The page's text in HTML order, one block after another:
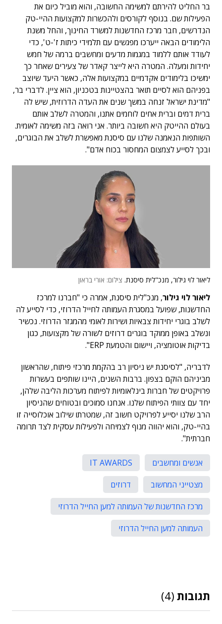
בר החליט להירתם למשימה החשובה, והוא מוביל כיום את
הפעילות שם. בנוסף לקורסים ולהכשרות למקצועות ההיי-טק
הנדרשים, חבר מרכז החדשנות למשרד החינוך, והחל משנת
הלימודים הבאה ייערכו מפגשים עם תלמידי כיתות ז'-ט', כדי
לעודד אותם ללמוד במגמות מדעים ומחשבים ברמה של חמש
יחידות ומעלה. המטרה היא לייצר קאדר של צעירים שאחר כך
ימשיכו בלימודים אקדמיים במקצועות אלה, כאשר היעד שיוצב
בפניהם הוא לסיים תואר בהצטיינות בטכניון, הוא ציין. לדברי בר,
"מדינת ישראל זנחה במשך שנים את העדה הדרוזית, שיש לה
ברית דמים וברית אחים לוחמים אתנו, והמטרה לשלב אותם
בעולם ההייטק היא חשובה ביותר. אני רואה בזה משימה לאומית.
השותפות הנאמנה שלנו עם סיסנת מאפשרת לשלב את הבוגרים,
ובכך לסייע לצמצום המחסור בכוח אדם".
ליאור לוי גילור, מנכ"לית סיסנת. צילום: אורי בראון
ליאור לוי גילור, מנכ"לית סיסנת, אמרה כי "חברנו למרכז
החדשנות, שפועל במסגרת העמותה לחייל הדרוזי, כדי לסייע לה
לשלב בוגרי יחידות צבאיות ושירות לאומי מהמגזר הדרוזי. נכשיר
ונשלב באופן ממוקד בוגרים דרוזים לשורה של מקצועות, כגון
בדיקות אוטומציה, ויישום והטמעת ERP".
לדבריה, "לסיסנת יש ניסיון רב בהקמת מרכזי פיתוח, שהראשון
מביניהם הוקם בצפון. ברבות השנים, היינו שותפים בעשרות
פרויקטים של חברות בינלאומיות לפיתוח מערכות הליבה שלהן,
יחד עם צוותי הפיתוח שלנו. אנחנו סמוכים ובטוחים שהניסיון
הרב שלנו יסייע לפרויקט חשוב זה, שמטרתו שילוב אוכלוסייה זו
בהיי-טק, והוא יהווה מנוף לצמיחה ולפעילות עסקית לצד תרומה
חברתית".
אנשים ומחשבים
IT AWARDS
מצטייני המחשוב
דרוזים
מרכז החדשנות של העמותה למען החייל הדרוזי
העמותה למען החייל הדרוזי
תגובות (4)